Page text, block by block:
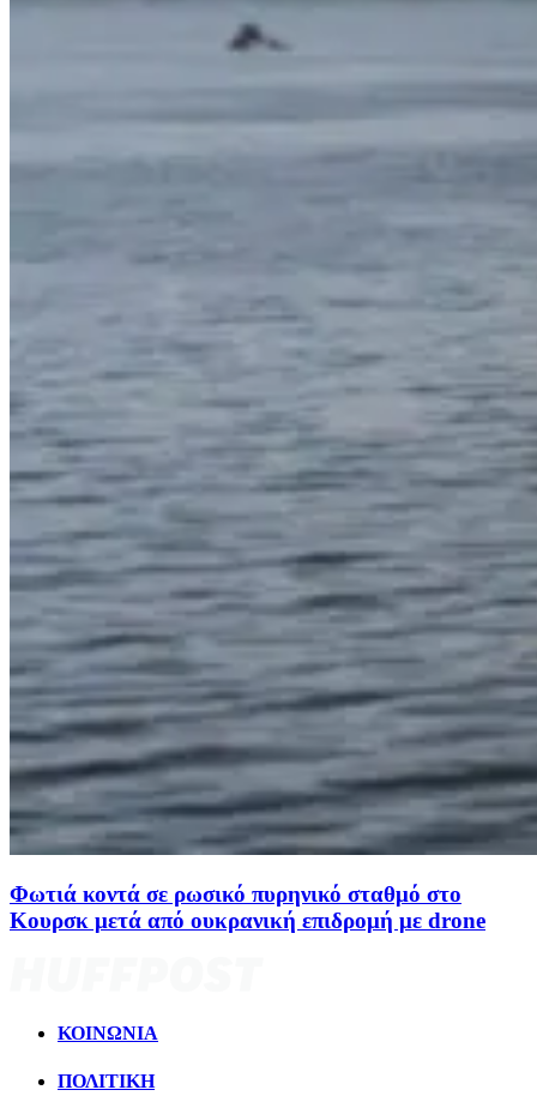
Φωτιά κοντά σε ρωσικό πυρηνικό σταθμό στο
Κουρσκ μετά από ουκρανική επιδρομή με drone
ΚΟΙΝΩΝΙΑ
ΠΟΛΙΤΙΚΗ